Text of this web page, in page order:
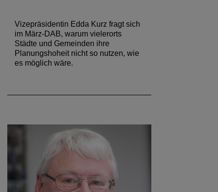
Vizepräsidentin Edda Kurz fragt sich
im März-DAB, warum vielerorts
Städte und Gemeinden ihre
Planungshoheit nicht so nutzen, wie
es möglich wäre.